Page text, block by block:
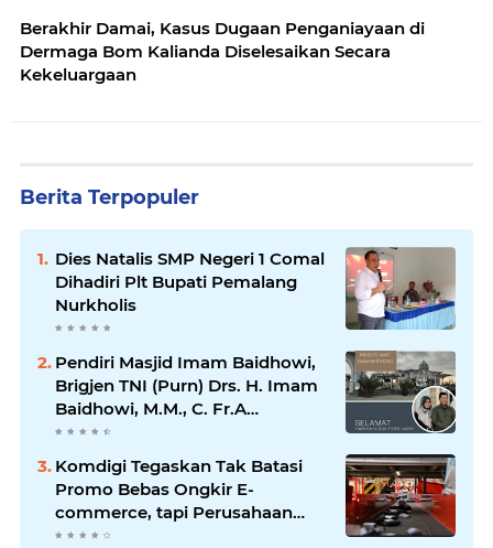
Berakhir Damai, Kasus Dugaan Penganiayaan di
Dermaga Bom Kalianda Diselesaikan Secara
Kekeluargaan
Berita Terpopuler
Dies Natalis SMP Negeri 1 Comal
Dihadiri Plt Bupati Pemalang
Nurkholis
Pendiri Masjid Imam Baidhowi,
Brigjen TNI (Purn) Drs. H. Imam
Baidhowi, M.M., C. Fr.A
Mengucapkan Selamat Idul Fitri
1445 H
Komdigi Tegaskan Tak Batasi
Promo Bebas Ongkir E-
commerce, tapi Perusahaan
Kurir